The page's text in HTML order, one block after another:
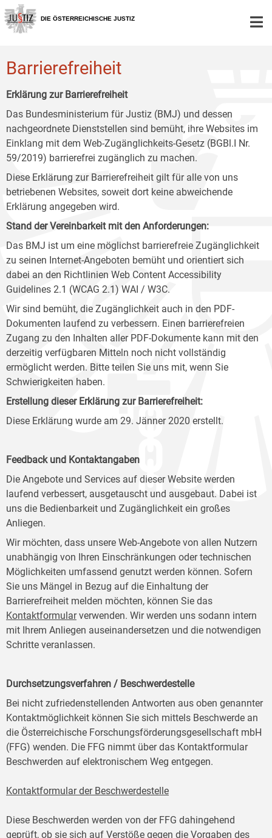
Zur
Hauptnavigation
[1]
Zum
Inhalt
[2]
Zum
Untermenü
[3]
DIE ÖSTERREICHISCHE JUSTIZ
Barrierefreiheit
Erklärung zur Barrierefreiheit
Das Bundesministerium für Justiz (BMJ) und dessen
nachgeordnete Dienststellen sind bemüht, ihre Websites im
Einklang mit dem Web-Zugänglichkeits-Gesetz (BGBl.I Nr.
59/2019) barrierefrei zugänglich zu machen.
Diese Erklärung zur Barrierefreiheit gilt für alle von uns
betriebenen Websites, soweit dort keine abweichende
Erklärung angegeben wird.
Stand der Vereinbarkeit mit den Anforderungen:
Das BMJ ist um eine möglichst barrierefreie Zugänglichkeit
zu seinen Internet-Angeboten bemüht und orientiert sich
dabei an den Richtlinien Web Content Accessibility
Guidelines 2.1 (WCAG 2.1) WAI / W3C.
Wir sind bemüht, die Zugänglichkeit auch in den PDF-
Dokumenten laufend zu verbessern. Einen barrierefreien
Zugang zu den Inhalten aller PDF-Dokumente kann mit den
derzeitig verfügbaren Mitteln noch nicht vollständig
ermöglicht werden. Bitte teilen Sie uns mit, wenn Sie
Schwierigkeiten haben.
Erstellung dieser Erklärung zur Barrierefreiheit:
Diese Erklärung wurde am 29. Jänner 2020 erstellt.
Feedback und Kontaktangaben
Die Angebote und Services auf dieser Website werden
laufend verbessert, ausgetauscht und ausgebaut. Dabei ist
uns die Bedienbarkeit und Zugänglichkeit ein großes
Anliegen.
Wir möchten, dass unsere Web-Angebote von allen Nutzern
unabhängig von Ihren Einschränkungen oder technischen
Möglichkeiten umfassend genutzt werden können. Sofern
Sie uns Mängel in Bezug auf die Einhaltung der
Barrierefreiheit melden möchten, können Sie das
Kontaktformularverwenden. Wir werden uns sodann intern
mit Ihrem Anliegen auseinandersetzen und die notwendigen
Schritte veranlassen.
Durchsetzungsverfahren / Beschwerdestelle
Bei nicht zufriedenstellenden Antworten aus oben genannter
Kontaktmöglichkeit können Sie sich mittels Beschwerde an
die Österreichische Forschungsförderungsgesellschaft mbH
(FFG) wenden. Die FFG nimmt über das Kontaktformular
Beschwerden auf elektronischem Weg entgegen.
Kontaktformular der Beschwerdestelle
Diese Beschwerden werden von der FFG dahingehend
geprüft, ob sie sich auf Verstöße gegen die Vorgaben des